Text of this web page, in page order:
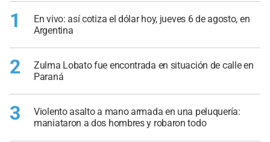
1
En vivo: así cotiza el dólar hoy, jueves 6 de agosto, en
Argentina
2
Zulma Lobato fue encontrada en situación de calle en
Paraná
3
Violento asalto a mano armada en una peluquería:
maniataron a dos hombres y robaron todo